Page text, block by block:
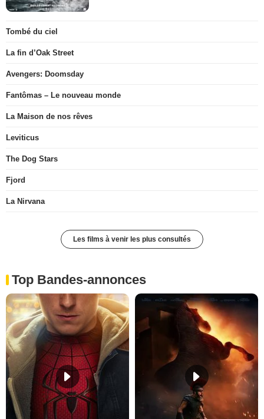
Tombé du ciel
La fin d’Oak Street
Avengers: Doomsday
Fantômas – Le nouveau monde
La Maison de nos rêves
Leviticus
The Dog Stars
Fjord
La Nirvana
Les films à venir les plus consultés
Top Bandes-annonces